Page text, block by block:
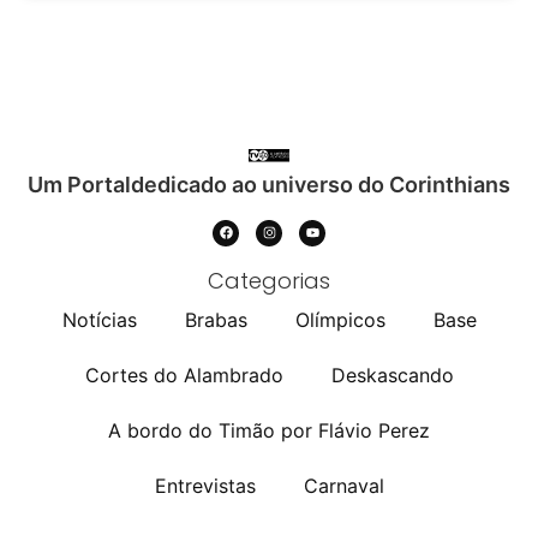
Um Portaldedicado ao universo do Corinthians
Categorias
Notícias Brabas Olímpicos Base
Cortes do Alambrado Deskascando
A bordo do Timão por Flávio Perez
Entrevistas Carnaval